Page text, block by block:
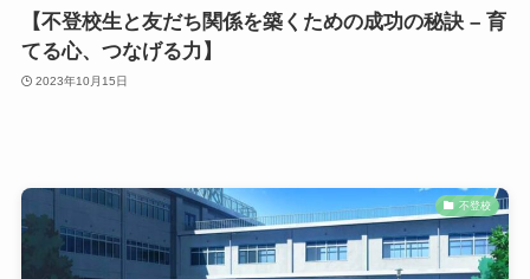
【不登校生と友だち関係を築くための成功の秘訣 – 育
てる心、つなげる力】
2023年10月15日
不登校